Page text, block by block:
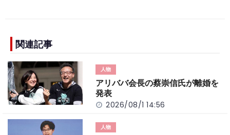
e
b
o
o
k
n
k
関連記事
人物
アリババ会長の蔡崇信氏が離婚を
発表
2026/08/1 14:56
人物